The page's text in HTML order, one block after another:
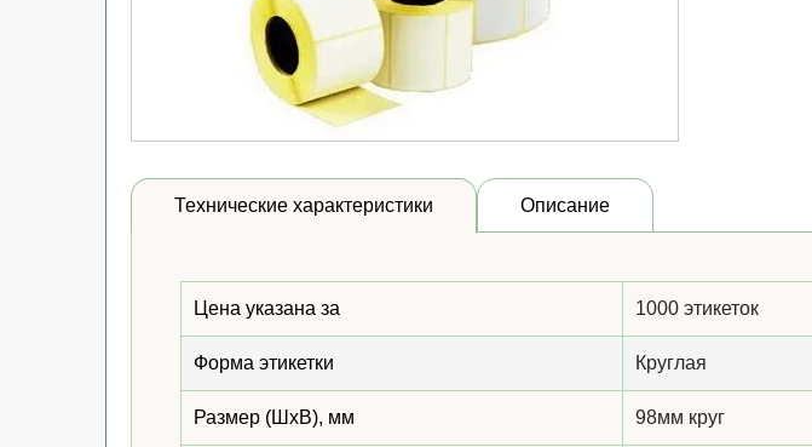
Технические характеристики Описание
Цена указана за 1000 этикеток
Форма этикетки Круглая
Размер (ШхВ), мм 98мм круг